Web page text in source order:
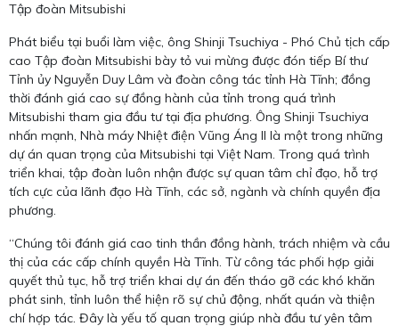
Tập đoàn Mitsubishi
Phát biểu tại buổi làm việc, ông Shinji Tsuchiya - Phó Chủ tịch cấp
cao Tập đoàn Mitsubishi bày tỏ vui mừng được đón tiếp Bí thư
Tỉnh ủy Nguyễn Duy Lâm và đoàn công tác tỉnh Hà Tĩnh; đồng
thời đánh giá cao sự đồng hành của tỉnh trong quá trình
Mitsubishi tham gia đầu tư tại địa phương. Ông Shinji Tsuchiya
nhấn mạnh, Nhà máy Nhiệt điện Vũng Áng II là một trong những
dự án quan trọng của Mitsubishi tại Việt Nam. Trong quá trình
triển khai, tập đoàn luôn nhận được sự quan tâm chỉ đạo, hỗ trợ
tích cực của lãnh đạo Hà Tĩnh, các sở, ngành và chính quyền địa
phương.
“Chúng tôi đánh giá cao tinh thần đồng hành, trách nhiệm và cầu
thị của các cấp chính quyền Hà Tĩnh. Từ công tác phối hợp giải
quyết thủ tục, hỗ trợ triển khai dự án đến tháo gỡ các khó khăn
phát sinh, tỉnh luôn thể hiện rõ sự chủ động, nhất quán và thiện
chí hợp tác. Đây là yếu tố quan trọng giúp nhà đầu tư yên tâm